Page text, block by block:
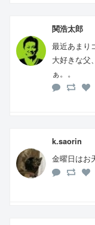
関浩太郎
最近あまり
大好きな父
ぁ。。
k.saorin
金曜日はお